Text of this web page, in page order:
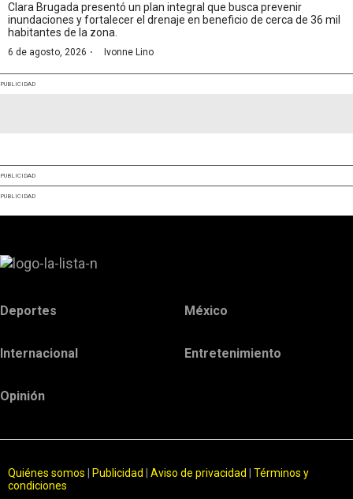
Clara Brugada presentó un plan integral que busca prevenir
inundaciones y fortalecer el drenaje en beneficio de cerca de 36 mil
habitantes de la zona.
6 de agosto, 2026 · Ivonne Lino
PUBLICIDAD
PUBLICIDAD
PUBLICIDAD
Deportes México
Internacional Entretenimiento
Opinión
Quiénes somos Publicidad Aviso de privacidad
Términos y
condiciones